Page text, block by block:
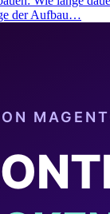
der Aufbau…